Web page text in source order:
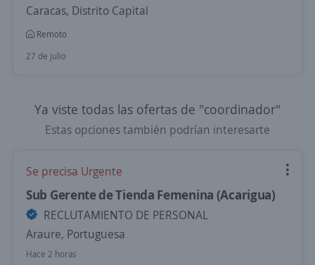
Caracas, Distrito Capital
Remoto
27 de julio
Ya viste todas las ofertas de "coordinador"
Estas opciones también podrían interesarte
Se precisa Urgente
Sub Gerente de Tienda Femenina (Acarigua)
RECLUTAMIENTO DE PERSONAL
Araure, Portuguesa
Hace 2 horas